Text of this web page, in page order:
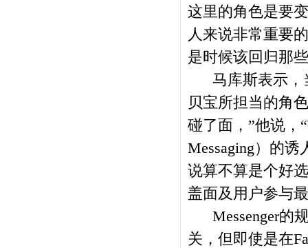
这里的角色是要
人来说非常重要
是时候该回归那
马库斯表示，
贝宝所担当的角
碰了面，”他说，
Messaging）的
说算不算是个好
盖面及用户参与
Messenger的规
关，但即使是在